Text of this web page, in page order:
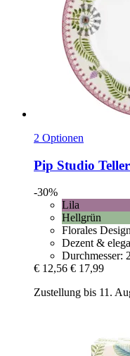
2 Optionen
Pip Studio
-30%
Lila
Hellgrün
Florales Design
Dezent &
Durchmesser:
€ 12,56 € 17,99
Zustellung bis 11.